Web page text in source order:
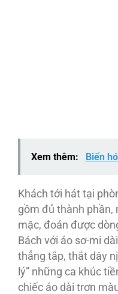
Xem thêm: Biến
Khách tới hát tại
gồm đủ thành phần,
mặc, đoán được
Bách với áo sơ-mi
thẳng tắp, thắt dây
lý” những ca khúc
chiếc áo dài trơn